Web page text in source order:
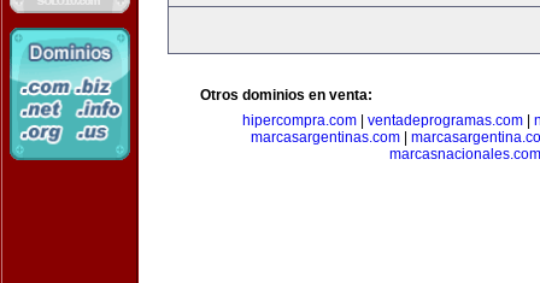
Otros dominios en venta:
hipercompra.com
ventadeprogramas.com
marcasargentinas.com
marcasnacionales.com